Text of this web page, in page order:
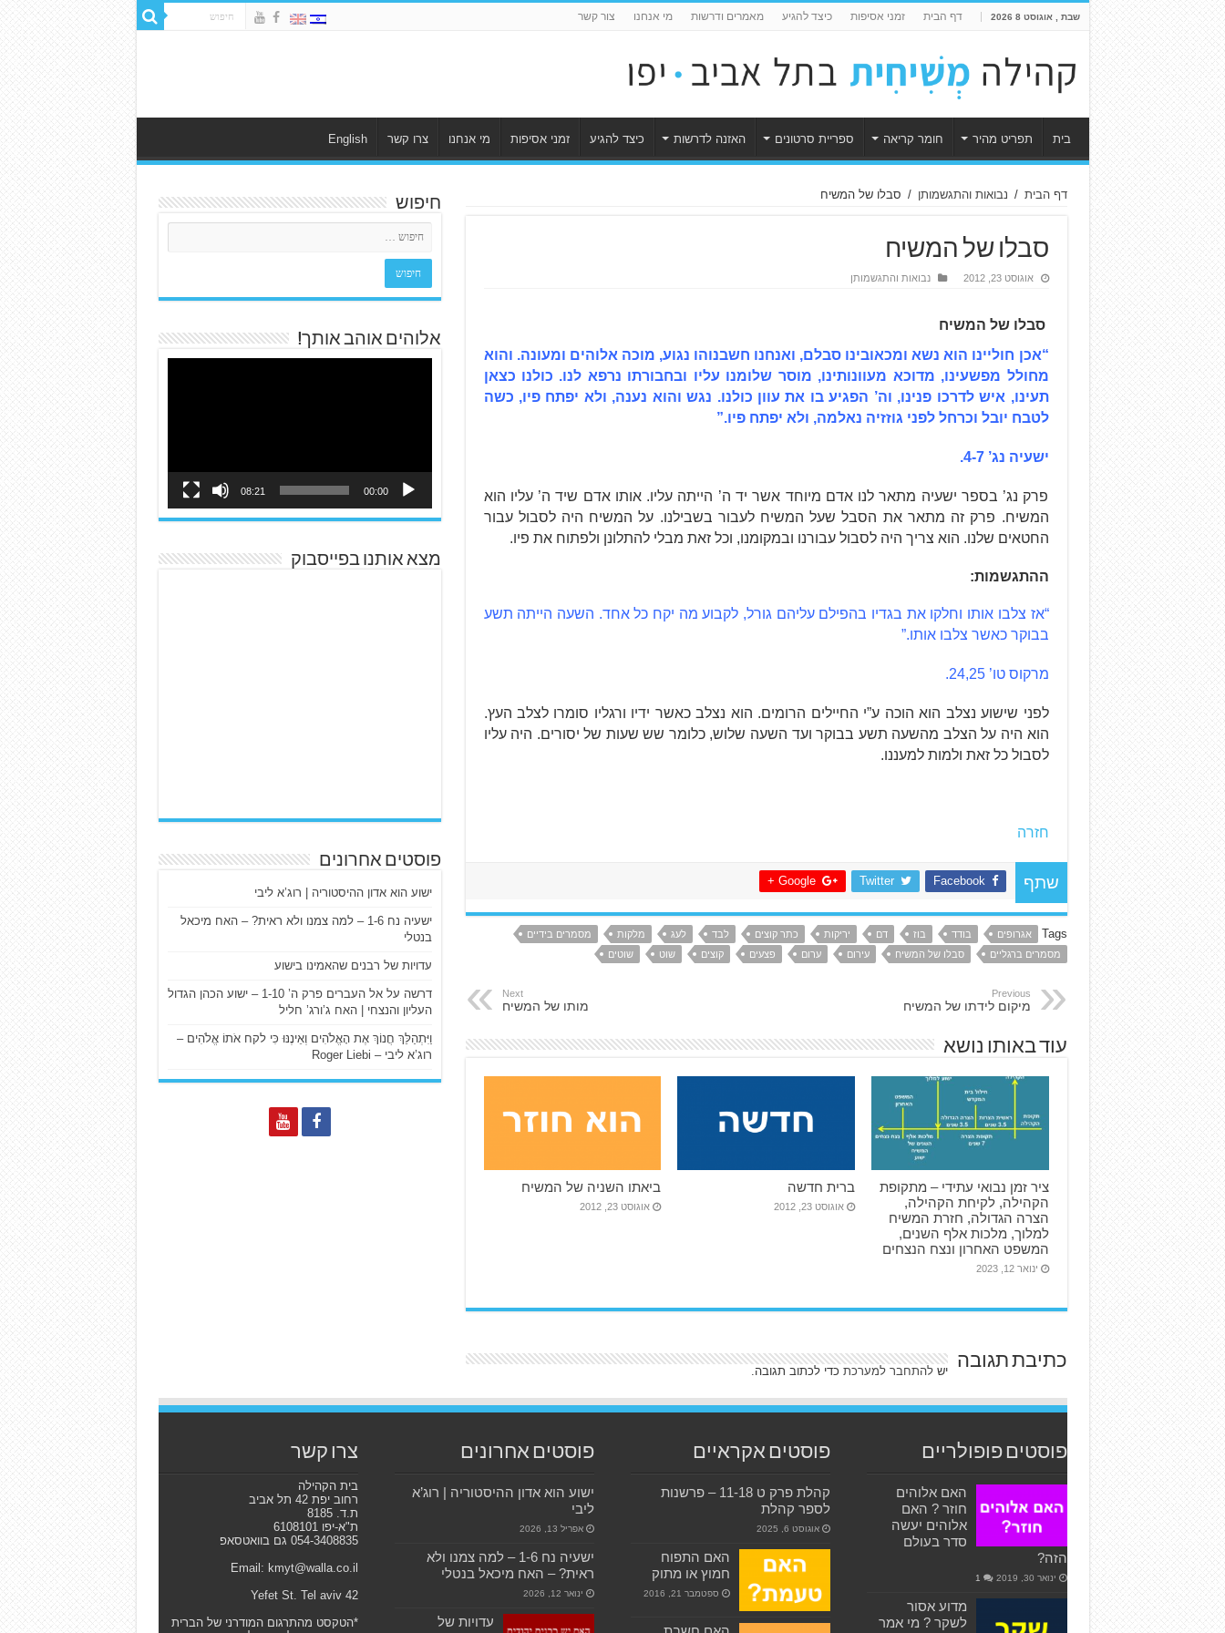
שבת , אוגוסט 8 2026 דף הבית זמני אסיפות כיצד להגיע מאמרים ודרשות מי אנחנו צור קשר
בית תפריט מהיר חומר קריאה ספריית סרטונים האזנה לדרשות כיצד להגיע זמני אסיפות מי אנחנו צרו קשר English
דף הבית / נבואות והתגשמותן / סבלו של המשיח
סבלו של המשיח
אוגוסט 23, 2012 נבואות והתגשמותן
סבלו של המשיח
“אכן חוליינו הוא נשא ומכאובינו סבלם, ואנחנו חשבנוהו נגוע, מוכה אלוהים ומעונה. והוא
מחולל מפשעינו, מדוכא מעוונותינו, מוסר שלומנו עליו ובחבורתו נרפא לנו. כולנו כצאן
תעינו, איש לדרכו פנינו, וה’ הפגיע בו את עוון כולנו. נגש והוא נענה, ולא יפתח פיו, כשה
לטבח יובל וכרחל לפני גוזזיה נאלמה, ולא יפתח פיו.”
ישעיה נג’ 4-7.
פרק נג’ בספר ישעיה מתאר לנו אדם מיוחד אשר יד ה’ הייתה עליו. אותו אדם שיד ה’ עליו הוא
המשיח. פרק זה מתאר את הסבל שעל המשיח לעבור בשבילנו. על המשיח היה לסבול עבור
החטאים שלנו. הוא צריך היה לסבול עבורנו ובמקומנו, וכל זאת מבלי להתלונן ולפתוח את פיו.
ההתגשמות:
“אז צלבו אותו וחלקו את בגדיו בהפילם עליהם גורל, לקבוע מה יקח כל אחד. השעה הייתה תשע
בבוקר כאשר צלבו אותו.”
מרקוס טו’ 24,25.
לפני שישוע נצלב הוא הוכה ע”י החיילים הרומים. הוא נצלב כאשר ידיו ורגליו סומרו לצלב העץ.
הוא היה על הצלב מהשעה תשע בבוקר ועד השעה שלוש, כלומר שש שעות של יסורים. היה עליו
לסבול כל זאת ולמות למעננו.
חזרה
שתף Facebook
Twitter
Google +
Tags אגרופים בודד בוז דם יריקות כתר קוצים לבד לעג מלקות
מסמרים בידיים
מסמרים ברגליים
סבלו של המשיח עירום ערום פצעים קוצים שוט שוטים
Previous
מיקום לידתו של המשיח
Next
מותו של המשיח
עוד באותו נושא
ציר זמן נבואי עתידי – מתקופת
הקהילה, לקיחת הקהילה,
הצרה הגדולה, חזרת המשיח
למלוך, מלכות אלף השנים,
המשפט האחרון ונצח הנצחים
ינואר 12, 2023
ברית חדשה
אוגוסט 23, 2012
ביאתו השניה של המשיח
אוגוסט 23, 2012
כתיבת תגובה ישלהתחבר למערכת כדי לכתוב תגובה.
חיפוש
אלוהים אוהב אותך!
00:00
08:21
מצא אותנו בפייסבוק
פוסטים אחרונים
ישוע הוא אדון ההיסטוריה | רוג’א ליבי
ישעיה נח 1-6 – למה צמנו ולא ראית? – האח מיכאל
בנטלי
עדויות של רבנים שהאמינו בישוע
דרשה על אל העברים פרק ה’ 1-10 – ישוע הכהן הגדול
העליון והנצחי | האח ג’ורג’ חליל
וַיִּתְהַלֵּךְ חֲנוֹךְ אֶת הָאֱלֹהִים וְאֵינֶנּוּ כִּי לקח אֹתוֹ אֱלֹהִים –
רוג’א ליבי – Roger Liebi
פוסטים פופולריים
האם אלוהים
חוזר ? האם
אלוהים יעשה
סדר בעולם
הזה?
ינואר 30, 2019 1
מדוע אסור
לשקר ? מי אמר
פוסטים אקראיים
קהלת פרק ט 11-18 – פרשנות
לספר קהלת
אוגוסט 6, 2025
האם התפוח
חמוץ או מתוק
ספטמבר 21, 2016
פוסטים אחרונים
ישוע הוא אדון ההיסטוריה | רוג’א
ליבי
אפריל 13, 2026
ישעיה נח 1-6 – למה צמנו ולא
ראית? – האח מיכאל בנטלי
ינואר 12, 2026
עדויות של
צרו קשר
בית הקהילה
רחוב יפת 42 תל אביב
ת.ד. 8185
ת"א-יפו 6108101
054-3408835 גם בוואטסאפ
Email: kmyt@walla.co.il
42 Yefet St. Tel aviv
*הטקסט מהתרגום המודרני של הברית